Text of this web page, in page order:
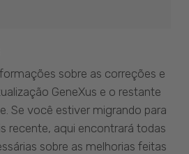
sobre as correções e
GeneXus e o restante
Se você estiver migrando para
recente, aqui encontrará todas
sobre as melhorias feitas